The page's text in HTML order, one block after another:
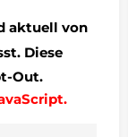
über
für
mit
aktuell von
Diese
Out.